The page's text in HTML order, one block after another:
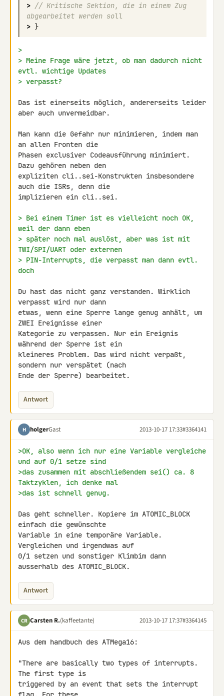
> // Kritische Sektion, die in einem Zug
abgearbeitet werden soll
> }
>
> Meine Frage wäre jetzt, ob man dadurch nicht
evtl. wichtige Updates
> verpasst?
Das ist einerseits möglich, andererseits leider
aber auch unvermeidbar.
Man kann die Gefahr nur minimieren, indem man
an allen Fronten die
Phasen exclusiver Codeausführung minimiert.
Dazu gehören neben den
expliziten cli..sei-Konstrukten insbesondere
auch die ISRs, denn die
implizieren ein cli..sei.
> Bei einem Timer ist es vielleicht noch OK,
weil der dann eben
> später noch mal auslöst, aber was ist mit
TWI/SPI/UART oder externen
> PIN-Interrupts, die verpasst man dann evtl.
doch
Du hast das nicht ganz verstanden. Wirklich
verpasst wird nur dann
etwas, wenn eine Sperre lange genug anhält, um
ZWEI Ereignisse einer
Kategorie zu verpassen. Nur ein Ereignis
während der Sperre ist ein
kleineres Problem. Das wird nicht verpaßt,
sondern nur verspätet (nach
Ende der Sperre) bearbeitet.
Antwort
H holgerGast 2013-10-17 17:33#3364141
>OK, also wenn ich nur eine Variable vergleiche
und auf 0/1 setze sind
>das zusammen mit abschließendem sei() ca. 8
Taktzyklen, ich denke mal
>das ist schnell genug.
Das geht schneller. Kopiere im ATOMIC_BLOCK
einfach die gewünschte
Variable in eine temporäre Variable.
Vergleichen und irgendwas auf
0/1 setzen und sonstiger Klimbim dann
ausserhalb des ATOMIC_BLOCK.
Antwort
CR Carsten R.(kaffeetante) 2013-10-17 17:37#3364145
Aus dem handbuch des ATMega16:
"There are basically two types of interrupts.
The first type is
triggered by an event that sets the interrupt